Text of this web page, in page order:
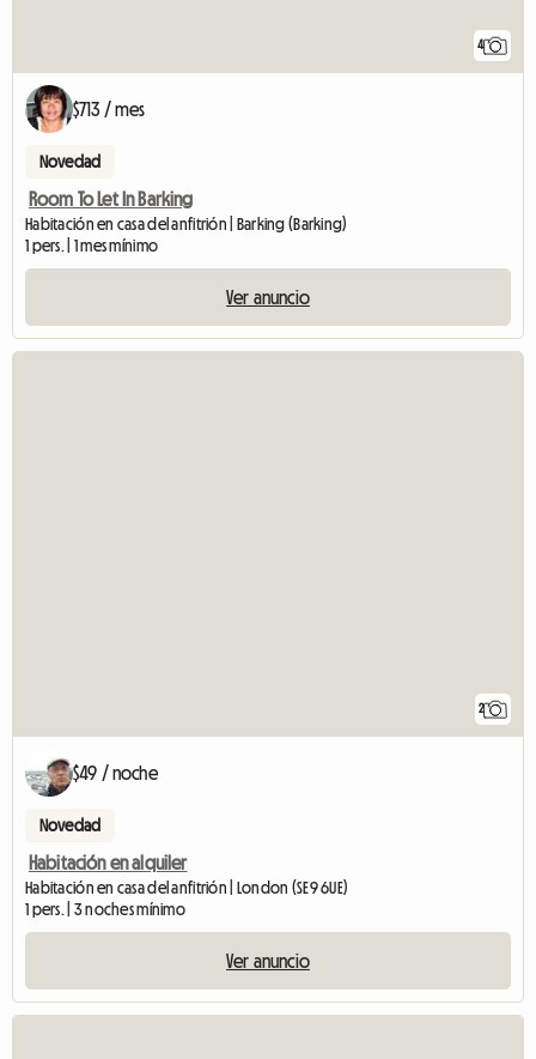
4
$713 / mes
Novedad
Room To Let In Barking
Habitación en casa del anfitrión | Barking (Barking)
1 pers. | 1 mes mínimo
Ver anuncio
2
$49 / noche
Novedad
Habitación en alquiler
Habitación en casa del anfitrión | London (SE9 6UE)
1 pers. | 3 noches mínimo
Ver anuncio